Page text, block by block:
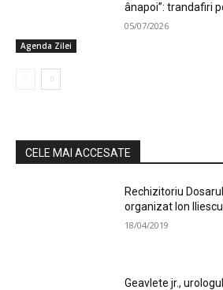
Agenda Zilei
ânapoi”: trandafiri
05/07/2026
CELE MAI ACCESATE
Rechizitoriu
organizat Ion
18/04/2019
Geavlete jr.,